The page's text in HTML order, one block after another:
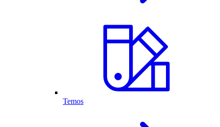
Temos